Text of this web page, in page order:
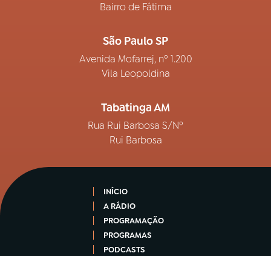
Bairro de Fátima
São Paulo SP
Avenida Mofarrej, nº 1.200
Vila Leopoldina
Tabatinga AM
Rua Rui Barbosa S/Nº
Rui Barbosa
INÍCIO
A RÁDIO
PROGRAMAÇÃO
PROGRAMAS
PODCASTS